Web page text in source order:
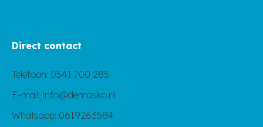
Direct contact
Telefoon: 0541 700 285
E-mail: info@demasko.nl
Whatsapp: 0619263584